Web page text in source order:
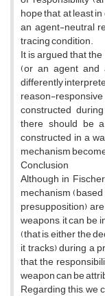
hope that, at least
an agent-neutral
tracing condition.
It is argued that
(or an agent and
differently
reason-
constructed
there should be
constructed in a
mechanism
Conclusion
Although in
mechanism
presupposition)
weapons, it can be
(that is, either the
it tracks) during a
that, the
weapon can be
Regarding this, we